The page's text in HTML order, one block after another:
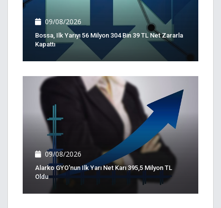
09/08/2026
Bossa, Ilk Yarıyı 56 Milyon 304 Bin 39 TL Net Zararla
Kapattı
09/08/2026
Alarko GYO'nun Ilk Yarı Net Karı 395,5 Milyon TL
Oldu